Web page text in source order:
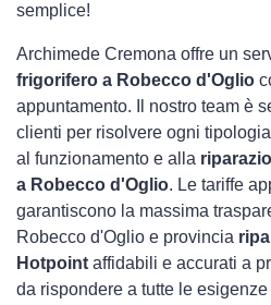
semplice!
Archimede Cremona offre un
frigorifero a Robecco d'Oglio
appuntamento. Il nostro team è
clienti per risolvere ogni
al funzionamento e alla
a Robecco d'Oglio. Le tariffe
garantiscono la massima
Robecco d'Oglio e provincia
Hotpoint affidabili e accurati a
da rispondere a tutte le